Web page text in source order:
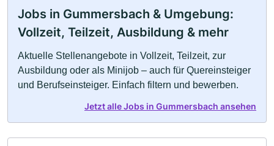
Jobs in Gummersbach & Umgebung:
Vollzeit, Teilzeit, Ausbildung & mehr
Aktuelle Stellenangebote in Vollzeit, Teilzeit, zur
Ausbildung oder als Minijob – auch für Quereinsteiger
und Berufseinsteiger. Einfach filtern und bewerben.
Jetzt alle Jobs in Gummersbach ansehen